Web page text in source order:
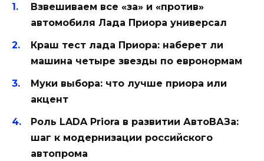
Взвешиваем все «за» и «против»
автомобиля Лада Приора универсал
Краш тест лада Приора: наберет ли
машина четыре звезды по евронормам
Муки выбора: что лучше приора или
акцент
Роль LADA Priora в развитии АвтоВАЗа:
шаг к модернизации российского
автопрома